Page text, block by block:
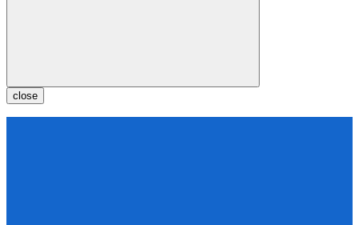
close